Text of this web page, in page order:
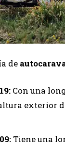
de
Con una
exterior
Tiene una